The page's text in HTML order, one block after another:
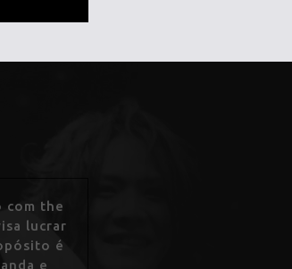
com the
lucrar
é
e